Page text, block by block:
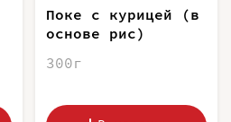
Поке с курицей (в
основе рис)
300г